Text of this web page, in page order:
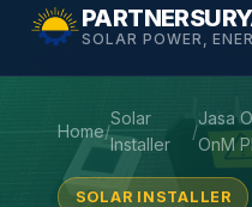
SOLAR POWER,
Skip
content
Home/
Solar
Installer
/
Jasa
OnM
SOLAR INSTALLER